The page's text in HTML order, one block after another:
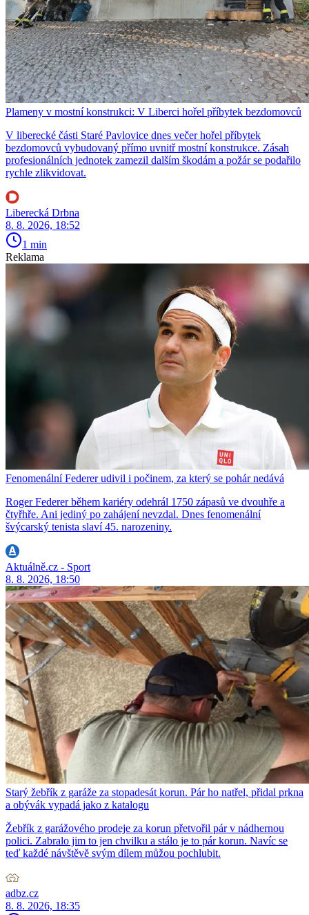
Plameny v mostní konstrukci: V Liberci hořel příbytek bezdomovců
V liberecké části Staré Pavlovice dnes večer hořel příbytek
bezdomovců vybudovaný přímo uvnitř mostní konstrukce. Zásah
profesionálních jednotek zamezil dalším škodám a požár se podařilo
rychle zlikvidovat.
Liberecká Drbna
8. 8. 2026, 18:52
1 min
Reklama
Fenomenální Federer udivil i počinem, za který se pohár nedává
Roger Federer během kariéry odehrál 1750 zápasů ve dvouhře a
čtyřhře. Ani jediný po zahájení nevzdal. Dnes fenomenální
švýcarský tenista slaví 45. narozeniny.
Aktuálně.cz - Sport
8. 8. 2026, 18:50
Starý žebřík z garáže za stopadesát korun. Pár ho natřel, přidal prkna
a obývák vypadá jako z katalogu
Žebřík z garážového prodeje za korun přetvořil pár v nádhernou
polici. Zabralo jim to jen chvilku a stálo je to pár korun. Navíc se
teď každé návštěvě svým dílem můžou pochlubit.
adbz.cz
8. 8. 2026, 18:35